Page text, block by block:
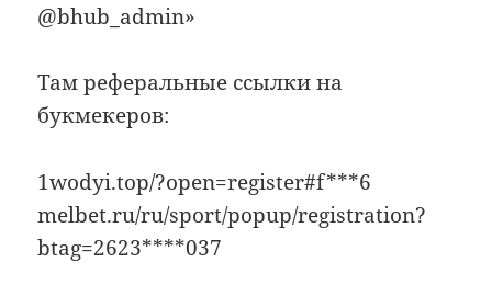
@bhub_admin»
Там реферальные ссылки на
букмекеров:
1wodyi.top/?open=register#f***6
melbet.ru/ru/sport/popup/registration?
btag=2623****037